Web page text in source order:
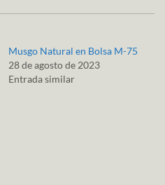
Musgo Natural en Bolsa M-75
28 de agosto de 2023
Entrada similar